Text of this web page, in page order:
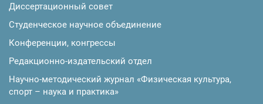
Диссертационный совет
Студенческое научное объединение
Конференции, конгрессы
Редакционно-издательский отдел
Научно-методический журнал «Физическая культура,
спорт – наука и практика»